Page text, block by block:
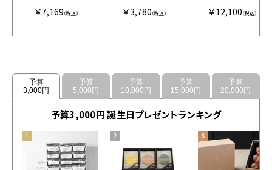
グレージュ
￥7,169（税込） ￥3,780（税込） ￥12,100（税込）
予算
3,000円
予算
5,000円
予算
10,000円
予算
15,000円
予算
20,000円
予算3,000円 誕生日プレゼントランキング